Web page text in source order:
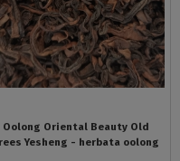
Oolong Oriental Beauty Old
Yesheng - herbata oolong